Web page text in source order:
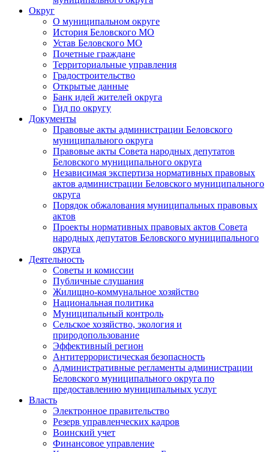
Округ
О муниципальном округе
История Беловского МО
Устав Беловского МО
Почетные граждане
Территориальные управления
Градостроительство
Открытые данные
Банк идей жителей округа
Гид по округу
Документы
Правовые акты администрации Беловского
муниципального округа
Правовые акты Совета народных депутатов
Беловского муниципального округа
Независимая экспертиза нормативных правовых
актов администрации Беловского муниципального
округа
Порядок обжалования муниципальных правовых
актов
Проекты нормативных правовых актов Совета
народных депутатов Беловского муниципального
округа
Деятельность
Советы и комиссии
Публичные слушания
Жилищно-коммунальное хозяйство
Национальная политика
Муниципальный контроль
Сельское хозяйство, экология и
природопользование
Эффективный регион
Антитеррористическая безопасность
Административные регламенты администрации
Беловского муниципального округа по
предоставлению муниципальных услуг
Власть
Электронное правительство
Резерв управленческих кадров
Воинский учет
Финансовое управление